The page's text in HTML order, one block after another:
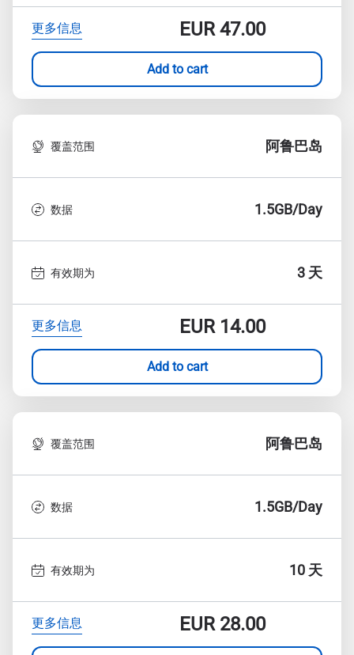
更多信息 EUR47.00
Add to cart
覆盖范围 阿鲁巴岛
数据 1.5GB/Day
有效期为 3 天
更多信息 EUR14.00
Add to cart
覆盖范围 阿鲁巴岛
数据 1.5GB/Day
有效期为 10 天
更多信息 EUR28.00